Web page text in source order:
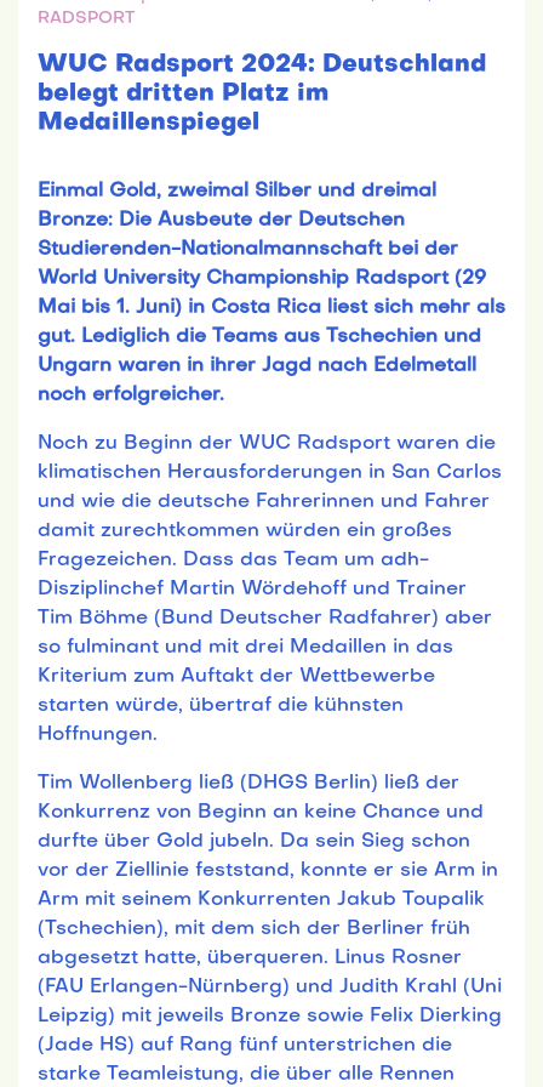
RADSPORT
WUC Radsport 2024: Deutschland
belegt dritten Platz im
Medaillenspiegel
Einmal Gold, zweimal Silber und dreimal
Bronze: Die Ausbeute der Deutschen
Studierenden-Nationalmannschaft bei der
World University Championship Radsport (29
Mai bis 1. Juni) in Costa Rica liest sich mehr als
gut. Lediglich die Teams aus Tschechien und
Ungarn waren in ihrer Jagd nach Edelmetall
noch erfolgreicher.
Noch zu Beginn der WUC Radsport waren die
klimatischen Herausforderungen in San Carlos
und wie die deutsche Fahrerinnen und Fahrer
damit zurechtkommen würden ein großes
Fragezeichen. Dass das Team um adh-
Disziplinchef Martin Wördehoff und Trainer
Tim Böhme (Bund Deutscher Radfahrer) aber
so fulminant und mit drei Medaillen in das
Kriterium zum Auftakt der Wettbewerbe
starten würde, übertraf die kühnsten
Hoffnungen.
Tim Wollenberg ließ (DHGS Berlin) ließ der
Konkurrenz von Beginn an keine Chance und
durfte über Gold jubeln. Da sein Sieg schon
vor der Ziellinie feststand, konnte er sie Arm in
Arm mit seinem Konkurrenten Jakub Toupalik
(Tschechien), mit dem sich der Berliner früh
abgesetzt hatte, überqueren. Linus Rosner
(FAU Erlangen-Nürnberg) und Judith Krahl (Uni
Leipzig) mit jeweils Bronze sowie Felix Dierking
(Jade HS) auf Rang fünf unterstrichen die
starke Teamleistung, die über alle Rennen